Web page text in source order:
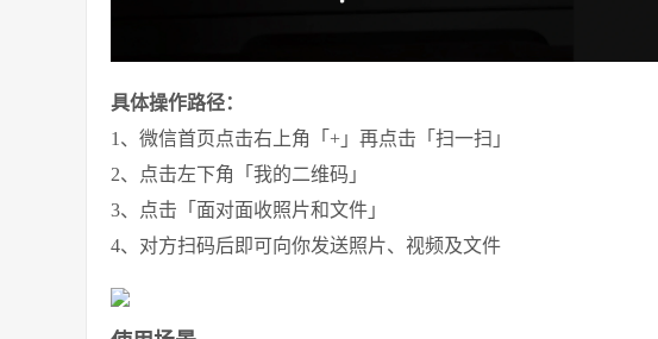
具体操作路径：
1、微信首页点击右上角「+」再点击「扫一扫」
2、点击左下角「我的二维码」
3、点击「面对面收照片和文件」
4、对方扫码后即可向你发送照片、视频及文件